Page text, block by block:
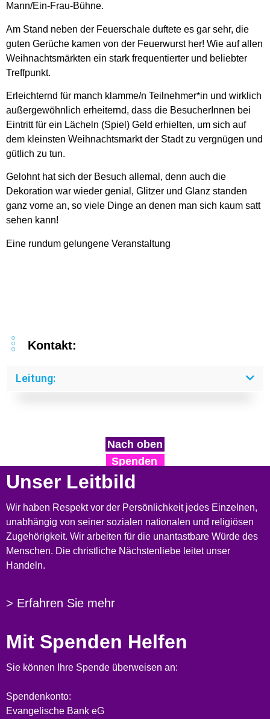
Mann/Ein-Frau-Bühne.
Am Stand neben der Feuerschale duftete es gar sehr, die
guten Gerüche kamen von der Feuerwurst her! Wie auf allen
Weihnachtsmärkten ein stark frequentierter und beliebter
Treffpunkt.
Erleichternd für manch klamme/n Teilnehmer*in und wirklich
außergewöhnlich erheiternd, dass die BesucherInnen bei
Eintritt für ein Lächeln (Spiel) Geld erhielten, um sich auf
dem kleinsten Weihnachtsmarkt der Stadt zu vergnügen und
gütlich zu tun.
Gelohnt hat sich der Besuch allemal, denn auch die
Dekoration war wieder genial, Glitzer und Glanz standen
ganz vorne an, so viele Dinge an denen man sich kaum satt
sehen kann!
Eine rundum gelungene Veranstaltung
Kontakt:
Leitung:
Nach oben
Spenden
Unser Leitbild
Wir haben Respekt vor der Persönlichkeit jedes Einzelnen,
unabhängig von seiner sozialen nationalen und religiösen
Zugehörigkeit. Wir arbeiten für die unantastbare Würde des
Menschen. Die christliche Nächstenliebe leitet unser
Handeln.
> Erfahren Sie mehr
Mit Spenden Helfen
Sie können Ihre Spende überweisen an:
Spendenkonto:
Evangelische Bank eG